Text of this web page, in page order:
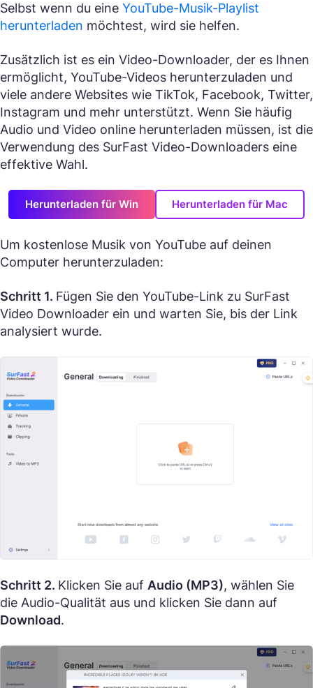
Selbst wenn du eine YouTube-Musik-Playlist
herunterladen möchtest, wird sie helfen.
Zusätzlich ist es ein Video-Downloader, der es Ihnen
ermöglicht, YouTube-Videos herunterzuladen und
viele andere Websites wie TikTok, Facebook, Twitter,
Instagram und mehr unterstützt. Wenn Sie häufig
Audio und Video online herunterladen müssen, ist die
Verwendung des SurFast Video-Downloaders eine
effektive Wahl.
Herunterladen für Win Herunterladen für Mac
Um kostenlose Musik von YouTube auf deinen
Computer herunterzuladen:
Schritt 1. Fügen Sie den YouTube-Link zu SurFast
Video Downloader ein und warten Sie, bis der Link
analysiert wurde.
Schritt 2. Klicken Sie auf Audio (MP3), wählen Sie
die Audio-Qualität aus und klicken Sie dann auf
Download.